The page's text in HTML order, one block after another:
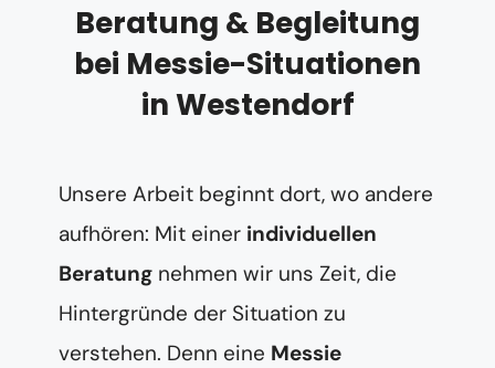
Beratung & Begleitung
bei Messie-Situationen
in Westendorf
Unsere Arbeit beginnt dort, wo andere
aufhören: Mit einer individuellen
Beratung nehmen wir uns Zeit, die
Hintergründe der Situation zu
verstehen. Denn eine Messie